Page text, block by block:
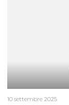
10 settembre 2025